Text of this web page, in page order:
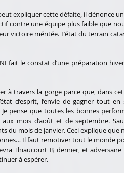
expliquer cette défaite, il dénonce
contre une équipe plus faible que
victoire méritée. L’état du terrain
fait le constat d’une préparation
à travers la gorge parce que, dans
d’esprit, l’envie de gagner tout
pense que toutes les bonnes
mois d’août et de septembre.
du mois de janvier. Ceci explique
Il faut remotiver tout le monde
Thiaucourt B, dernier, et
à espérer.